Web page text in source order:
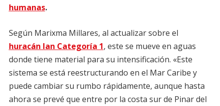
humanas.
Según Marixma Millares, al actualizar sobre el
huracán Ian Categoría 1, este se mueve en aguas
donde tiene material para su intensificación. «Este
sistema se está reestructurando en el Mar Caribe y
puede cambiar su rumbo rápidamente, aunque hasta
ahora se prevé que entre por la costa sur de Pinar del